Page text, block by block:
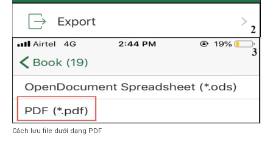
Cách lưu file dưới dạng PDF